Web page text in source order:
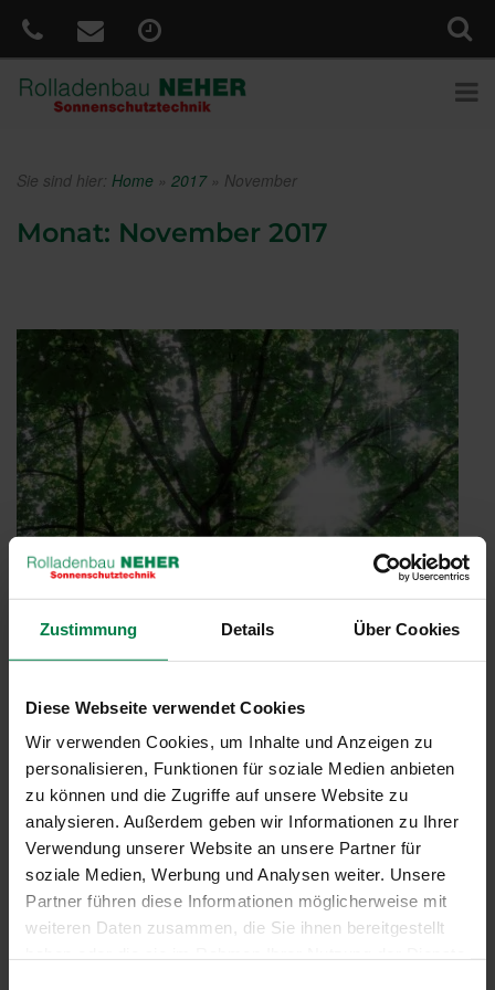
Zustimmung Details Über Cookies
Diese Webseite verwendet Cookies
Wir verwenden Cookies, um Inhalte und Anzeigen zu
personalisieren, Funktionen für soziale Medien anbieten
zu können und die Zugriffe auf unsere Website zu
analysieren. Außerdem geben wir Informationen zu Ihrer
Verwendung unserer Website an unsere Partner für
soziale Medien, Werbung und Analysen weiter. Unsere
Partner führen diese Informationen möglicherweise mit
weiteren Daten zusammen, die Sie ihnen bereitgestellt
Sie sind hier: Home » 2017» November
Monat: November 2017
Ein Herz für Ihre Umwelt
Veröffentlicht
am
20. November 2017
Bei den neuen SeaTex Stoffen von WAREMA werden
Sonnenschutz und Umweltschutz perfekt vereint. Zur Herstellung
dieser Stoffe wird Plastik an Stränden und Küstenstreifen auf der
ganzen Welt gesammelt. Es wird zu Fäden verarbeitet, die
zusammen mit anderen Fasern zum dem …